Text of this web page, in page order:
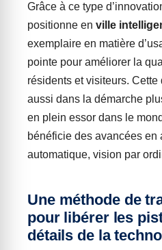
Grâce à ce type
positionne en ville
exemplaire en matière
pointe pour améliorer la
résidents et visiteurs. Cette
aussi dans la démarche
en plein essor dans le
bénéficie des avancées en
automatique, vision par
Une méthode de
pour libérer les
détails de la